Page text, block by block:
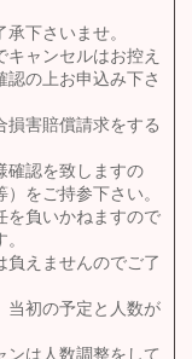
下さいませ。
キャンセルはお控え
認の上お申込み下さ
損害賠償請求をする
確認を致しますの
をご持参下さい。
を負いかねますので
負えませんのでご了
当初の予定と人数が
ンは人数調整をして